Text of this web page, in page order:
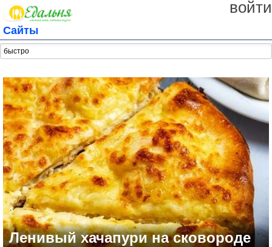
войти
Сайты
Ленивый хачапури на сковороде